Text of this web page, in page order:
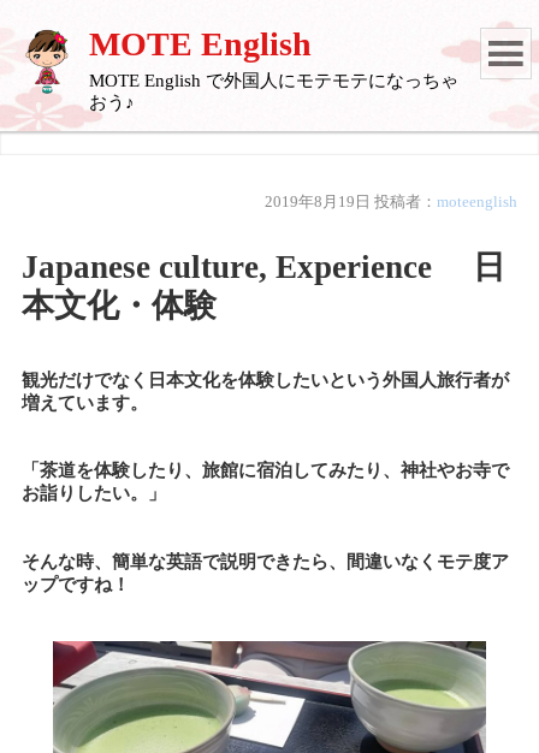
MOTE English
MOTE English で外国人にモテモテになっちゃ
おう♪
2019年8月19日 投稿者：moteenglish
Japanese culture, Experience 日
本文化・体験
観光だけでなく日本文化を体験したいという外国人旅行者が
増えています。
「茶道を体験したり、旅館に宿泊してみたり、神社やお寺で
お詣りしたい。」
そんな時、簡単な英語で説明できたら、間違いなくモテ度ア
ップですね！